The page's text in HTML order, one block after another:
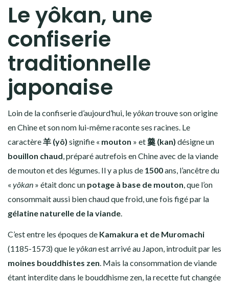
Le yôkan, une
confiserie
traditionnelle
japonaise
Loin de la confiserie d’aujourd’hui, leyôkantrouve son origine
en Chine et son nom lui-même raconte ses racines. Le
caractère羊 (yô) signifie « mouton » et羹 (kan) désigne un
bouillon chaud, préparé autrefois en Chine avec de la viande
de mouton et des légumes. Il y a plus de 1500ans, l’ancêtre du
« yôkan » était donc un potage à base de mouton, que l’on
consommait aussi bien chaud que froid, une fois figé par la
gélatine naturelle de la viande.
C’est entre les époques de Kamakura et de Muromachi
(1185-1573) que leyôkanest arrivé au Japon, introduit par les
moines bouddhistes zen. Mais la consommation de viande
étant interdite dans le bouddhisme zen, la recette fut changée